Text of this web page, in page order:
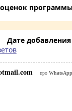
оценок программы
Дате добавления
про